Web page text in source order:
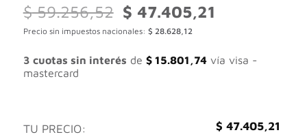
$59.256,52
El
precio
original
$ 59.256,52.
$ 47.405,21
$ 47.405,21.
Precio sin impuestos nacionales: $ 28.628,12
3 cuotas sin interés de $15.801,74vía visa -
mastercard
TU PRECIO: $ 47.405,21